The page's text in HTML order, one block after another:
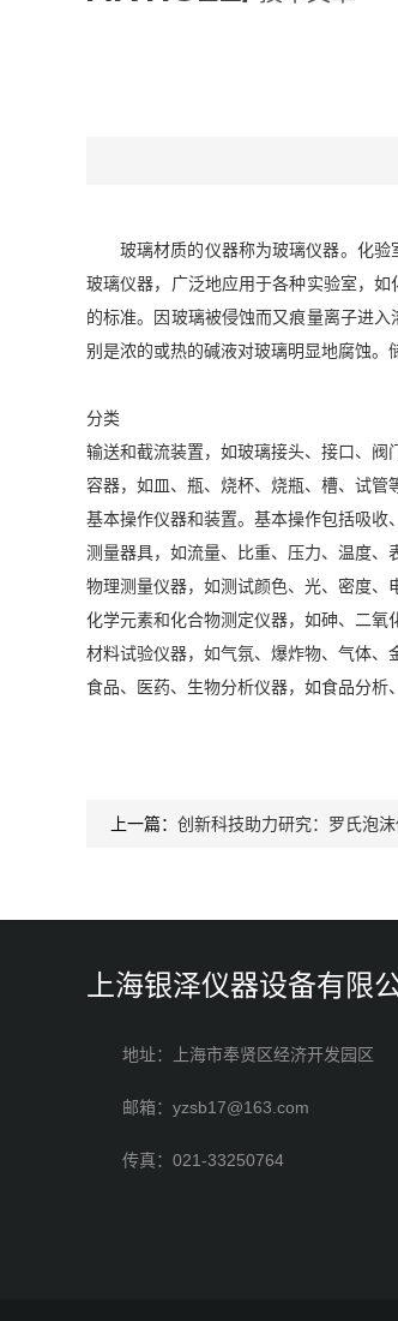
玻璃材质的仪器称为玻璃仪器。化
玻璃仪器，广泛地应用于各种实验室，
的标准。因玻璃被侵蚀而又痕量离子进
别是浓的或热的碱液对玻璃明显地腐蚀。
分类
输送和截流装置，如玻璃接头、接口、阀
容器，如皿、瓶、烧杯、烧瓶、槽、试管
基本操作仪器和装置。基本操作包括吸收
测量器具，如流量、比重、压力、温度、
物理测量仪器，如测试颜色、光、密度、
化学元素和化合物测定仪器，如砷、二氧
材料试验仪器，如气氛、爆炸物、气体、
食品、医药、生物分析仪器，如食品分
上一篇： 创新科技助力研究：罗氏泡
上海银泽仪器设备有限
地址：上海市奉贤区经济开发园区
邮箱：yzsb17@163.com
传真：021-33250764